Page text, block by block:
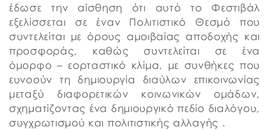
έδωσε την αίσθηση ότι αυτό το Φεστιβάλ
εξελίσσεται σε έναν Πολιτιστικό Θεσμό που
συντελείται με όρους αμοιβαίας αποδοχής και
προσφοράς, καθώς συντελείται σε ένα
όμορφο – εορταστικό κλίμα, με συνθήκες που
ευνοούν τη δημιουργία διαύλων επικοινωνίας
μεταξύ διαφορετικών κοινωνικών ομάδων,
σχηματίζοντας ένα δημιουργικό πεδίο διαλόγου,
συγχρωτισμού και πολιτιστικής αλλαγής .